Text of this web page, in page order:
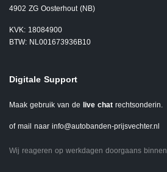
4902 ZG Oosterhout (NB)
KVK: 18084900
BTW: NL001673936B10
Digitale Support
Maak gebruik van de live chat rechtsonderin.
of mail naar info@autobanden-prijsvechter.nl
Wij reageren op werkdagen doorgaans